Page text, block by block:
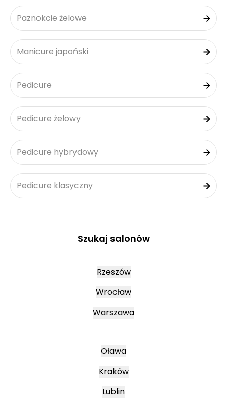
Paznokcie żelowe
Manicure japoński
Pedicure
Pedicure żelowy
Pedicure hybrydowy
Pedicure klasyczny
Szukaj salonów
Rzeszów
Wrocław
Warszawa
Oława
Kraków
Lublin